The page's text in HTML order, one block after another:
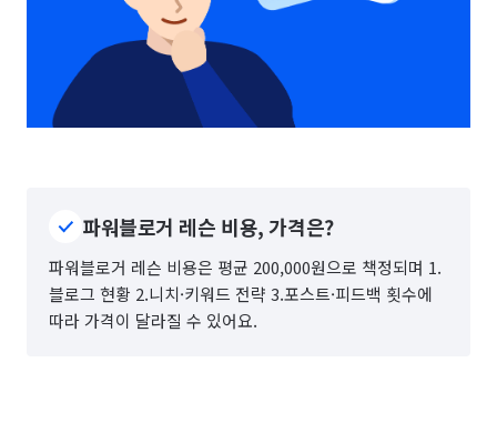
파워블로거 레슨 비용, 가격은?
파워블로거 레슨 비용은 평균 200,000원으로 책정되며 1.
블로그 현황 2.니치·키워드 전략 3.포스트·피드백 횟수에
따라 가격이 달라질 수 있어요.